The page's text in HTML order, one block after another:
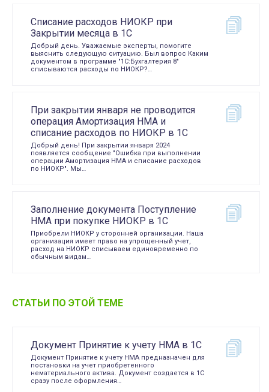
Списание расходов НИОКР при
Закрытии месяца в 1С
Добрый день. Уважаемые эксперты, помогите
выяснить следующую ситуацию. Был вопрос Каким
документом в программе "1С:Бухгалтерия 8"
списываются расходы по НИОКР?…
При закрытии января не проводится
операция Амортизация НМА и
списание расходов по НИОКР в 1С
Добрый день! При закрытии января 2024
появляется сообщение "Ошибка при выполнении
операции Амортизация НМА и списание расходов
по НИОКР". Мы…
Заполнение документа Поступление
НМА при покупке НИОКР в 1С
Приобрели НИОКР у сторонней организации. Наша
организация имеет право на упрощенный учет,
расход на НИОКР списываем единовременно по
обычным видам…
СТАТЬИ ПО ЭТОЙ ТЕМЕ
Документ Принятие к учету НМА в 1С
Документ Принятие к учету НМА предназначен для
постановки на учет приобретенного
нематериального актива. Документ создается в 1С
сразу после оформления…